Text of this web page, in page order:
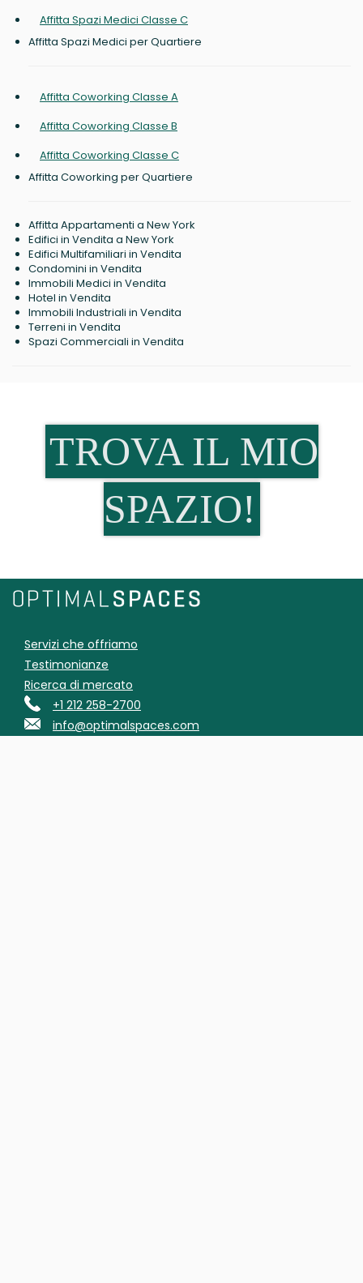
Affitta Spazi Medici Classe C
Affitta Spazi Medici per Quartiere
Affitta Coworking Classe A
Affitta Coworking Classe B
Affitta Coworking Classe C
Affitta Coworking per Quartiere
Affitta Appartamenti a New York
Edifici in Vendita a New York
Edifici Multifamiliari in Vendita
Condomini in Vendita
Immobili Medici in Vendita
Hotel in Vendita
Immobili Industriali in Vendita
Terreni in Vendita
Spazi Commerciali in Vendita
TROVA IL MIO
SPAZIO!
Servizi che offriamo
Testimonianze
Ricerca di mercato
+1 212 258-2700
info@optimalspaces.com